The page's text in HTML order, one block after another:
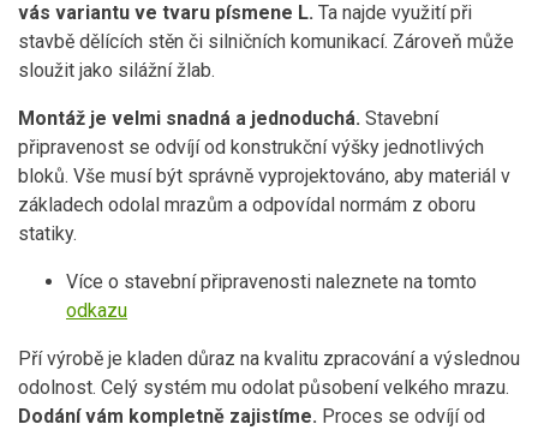
vás variantu ve tvaru písmene L. Ta najde využití při
stavbě dělících stěn či silničních komunikací. Zároveň může
sloužit jako silážní žlab.
Montáž je velmi snadná a jednoduchá. Stavební
připravenost se odvíjí od konstrukční výšky jednotlivých
bloků. Vše musí být správně vyprojektováno, aby materiál v
základech odolal mrazům a odpovídal normám z oboru
statiky.
Více o stavební připravenosti naleznete na tomto
odkazu
Pří výrobě je kladen důraz na kvalitu zpracování a výslednou
odolnost. Celý systém mu odolat působení velkého mrazu.
Dodání vám kompletně zajistíme. Proces se odvíjí od